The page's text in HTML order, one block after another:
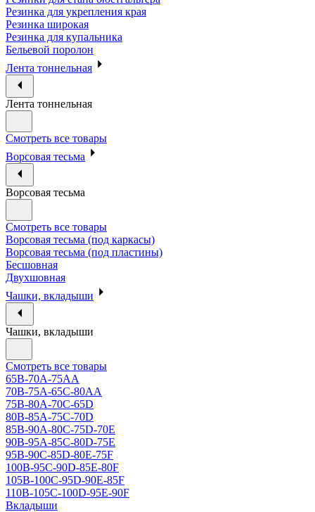
Резинка для укрепления края
Резинка широкая
Резинка для купальника
Бельевой поролон
Лента тоннельная
Лента тоннельная
Смотреть все товары
Ворсовая тесьма
Ворсовая тесьма
Смотреть все товары
Ворсовая тесьма (под каркасы)
Ворсовая тесьма (под пластины)
Бесшовная
Двухшовная
Чашки, вкладыши
Чашки, вкладыши
Смотреть все товары
65B-70A-75АА
70В-75А-65С-80АА
75В-80А-70С-65D
80В-85А-75С-70D
85В-90А-80С-75D-70E
90B-95A-85C-80D-75E
95B-90C-85D-80E-75F
100B-95C-90D-85E-80F
105B-100C-95D-90E-85F
110B-105C-100D-95E-90F
Вкладыши